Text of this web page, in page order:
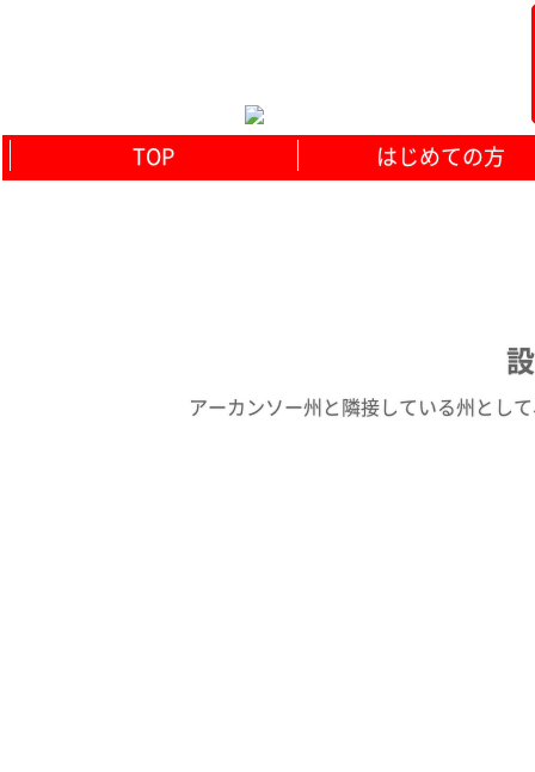
TOP はじめての方
アーカンソー州と隣接している州とし